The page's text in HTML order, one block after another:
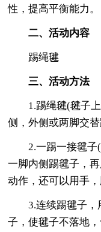
性，提高平衡能力。
二、活动内容
踢绳毽
三、活动方法
1.踢绳毽(毽子上
侧，外侧或两脚交替
2.一踢一接毽子(
一脚内侧踢毽子，
动作，还可以用手
3.连续踢毽子，
子，使毽子不落地